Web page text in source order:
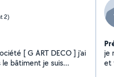
2)
] j'ai
le bâtiment je suis
je
et